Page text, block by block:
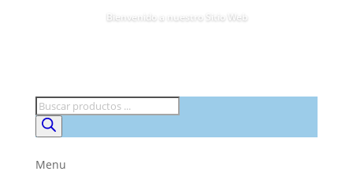
Bienvenido a nuestro Sitio Web
Búsqueda
de
productos
Menu